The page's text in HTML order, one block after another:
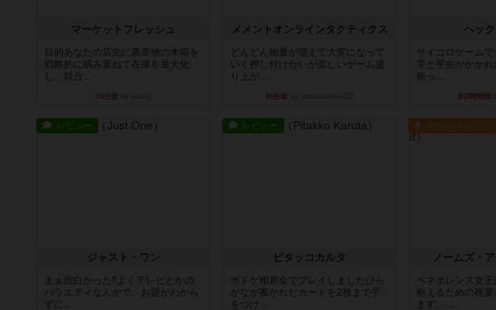
マーケットフレッシュ
目的あなたの店先に農産物の木箱を
戦略的に積み重ねて在庫を最大化
し、競合...
15分前
メメントオンラインタクティクス
どんどん物量が増えて大変になって
いく押し付け合いが楽しいゲーム盛
り上が...
36分前
ヘッ
サイコロゲーム
字と芋虫がかか
振っ...
約2時間前
レビュー
ジャスト・ワン
まぁ面白かった‼️よくテレビとかの
バラエティなんかで、お題がわから
ずに...
レビュー
ピタッコカルタ
ボドゲ相席会でプレイしましたひら
がなが書かれたカードを2枚まで手
をつけ...
ルール/インスト
ノームズ・
ベネボレンス女
称えるための祝
ます。...